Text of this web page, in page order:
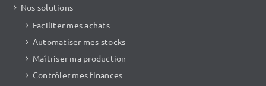
Nos solutions
Faciliter mes achats
Automatiser mes stocks
Maîtriser ma production
Contrôler mes finances